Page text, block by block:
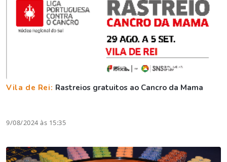
Vila de Rei: Rastreios gratuitos ao Cancro da Mama
9/08/2024 às 15:35